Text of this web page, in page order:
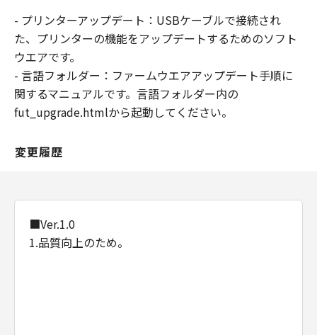
- プリンターアップデート：USBケーブルで接続され
た、プリンターの機能をアップデートするためのソフト
ウエアです。
- 言語フォルダー：ファームウエアアップデート手順に
関するマニュアルです。言語フォルダー内の
fut_upgrade.htmlから起動してください。
変更履歴
■Ver.1.0
1.品質向上のため。